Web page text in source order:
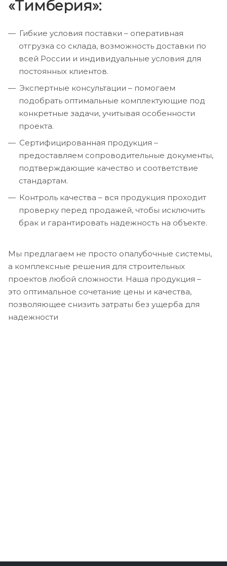
«Тимберия»:
Гибкие условия поставки – оперативная
отгрузка со склада, возможность доставки по
всей России и индивидуальные условия для
постоянных клиентов.
Экспертные консультации – помогаем
подобрать оптимальные комплектующие под
конкретные задачи, учитывая особенности
проекта.
Сертифицированная продукция –
предоставляем сопроводительные документы,
подтверждающие качество и соответствие
стандартам.
Контроль качества – вся продукция проходит
проверку перед продажей, чтобы исключить
брак и гарантировать надежность на объекте.
Мы предлагаем не просто опалубочные системы,
а комплексные решения для строительных
проектов любой сложности. Наша продукция –
это оптимальное сочетание цены и качества,
позволяющее снизить затраты без ущерба для
надежности